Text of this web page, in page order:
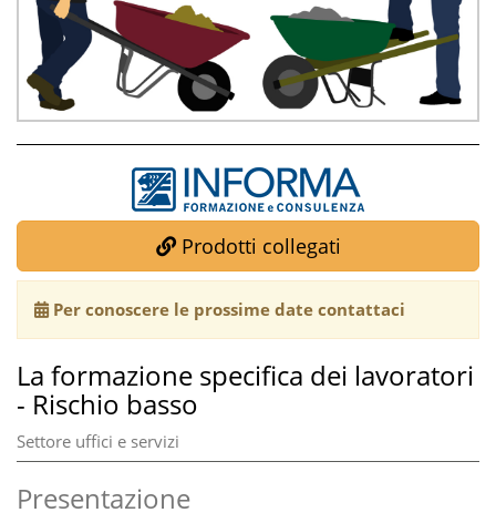
Prodotti collegati
Per conoscere le prossime date contattaci
La formazione specifica dei lavoratori
- Rischio basso
Settore uffici e servizi
Presentazione